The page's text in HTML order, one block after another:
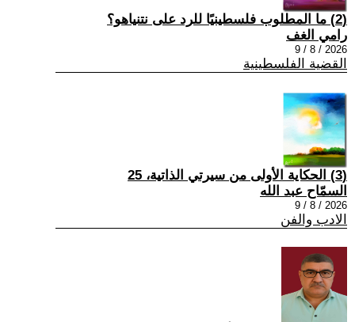
(2) ما المطلوب فلسطينيًا للرد على نتنياهو؟
رامي الغف
2026 / 8 / 9
القضية الفلسطينية
(3) الحكاية الأولى من سيرتي الذاتية، 25
السمّاح عبد الله
2026 / 8 / 9
الادب والفن